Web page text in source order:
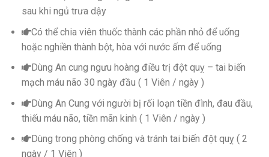
sau khi ngủ trưa dậy
Có thể chia viên thuốc thành các phần nhỏ để uống
hoặc nghiền thành bột, hòa với nước ấm để uống
Dùng An cung ngưu hoàng điều trị đột quỵ – tai biến
mạch máu não 30 ngày đầu ( 1 Viên / ngày )
Dùng An Cung với người bị rối loạn tiền đình, đau đầu,
thiếu máu não, tiền mãn kinh ( 1 Viên / ngày )
Dùng trong phòng chống và tránh tai biến đột quỵ ( 2
ngày / 1 Viên )